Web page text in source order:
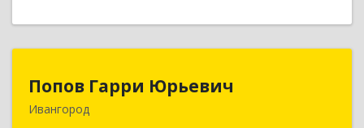
Попов Гарри Юрьевич
Ивангород